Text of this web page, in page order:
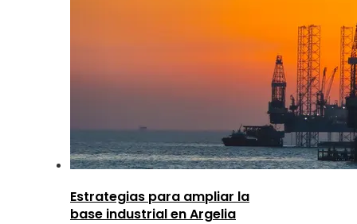
Estrategias para ampliar la
base industrial en Argelia